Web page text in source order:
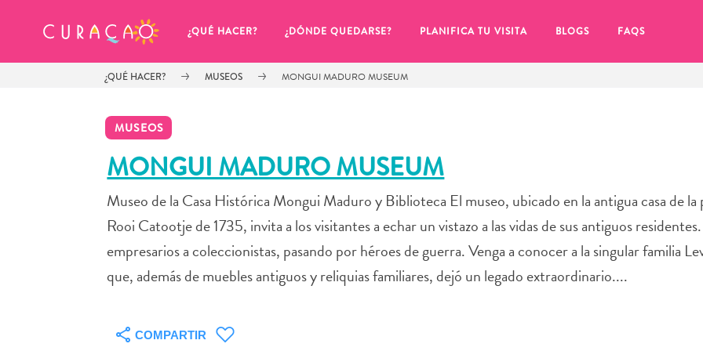
¿QUÉ HACER? ¿DÓNDE QUEDARSE? PLANIFICA TU VISITA BLOGS FAQS
¿QUÉ HACER? MUSEOS MONGUI MADURO MUSEUM
MUSEOS
MONGUI MADURO MUSEUM
Museo de la Casa Histórica Mongui Maduro y Biblioteca El museo, ubicado en la antigua casa de la
Rooi Catootje de 1735, invita a los visitantes a echar un vistazo a las vidas de sus antiguos
empresarios a coleccionistas, pasando por héroes de guerra. Venga a conocer a la singular familia
que, además de muebles antiguos y reliquias familiares, dejó un legado extraordinario....
COMPARTIR
MIS FAVORITOS
Parece que no has guardado